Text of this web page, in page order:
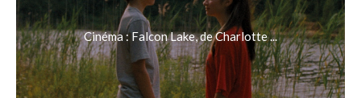
Cinéma : Falcon Lake, de Charlotte ...